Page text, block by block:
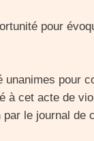
pour
pour
à cet acte de
le journal de